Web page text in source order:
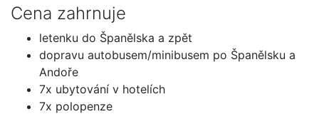
Cena zahrnuje
letenku do Španělska a zpět
dopravu autobusem/minibusem po Španělsku a
Andoře
7x ubytování v hotelích
7x polopenze